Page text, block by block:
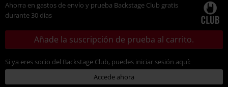
Ahorra en gastos de envío y prueba Backstage Club gratis
durante 30 días
Añade la suscripción de prueba al carrito.
Si ya eres socio del Backstage Club, puedes iniciar sesión aquí:
Accede ahora